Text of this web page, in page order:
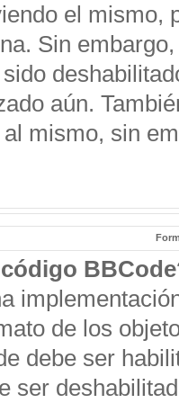
el mismo,
Sin
aún.
mismo, sin
de los
debe ser
ser